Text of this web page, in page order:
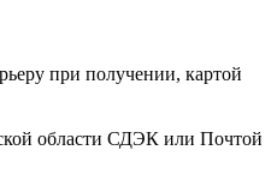
при получении, картой
области СДЭК или Почтой